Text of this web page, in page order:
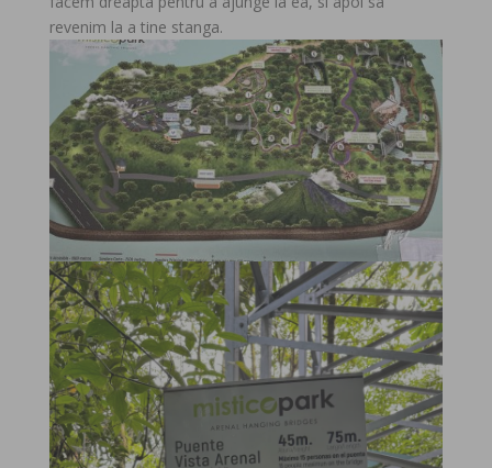
revenim la a tine stanga.